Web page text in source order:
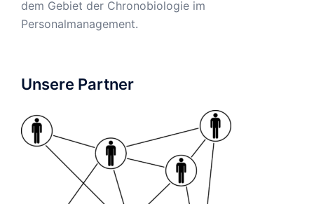
dem Gebiet der Chronobiologie im
Personalmanagement.
Unsere Partner